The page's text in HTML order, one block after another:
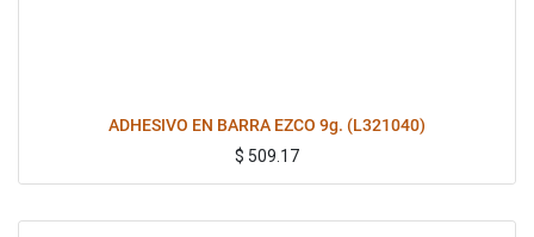
ADHESIVO EN BARRA EZCO 9g. (L321040)
$ 509.17